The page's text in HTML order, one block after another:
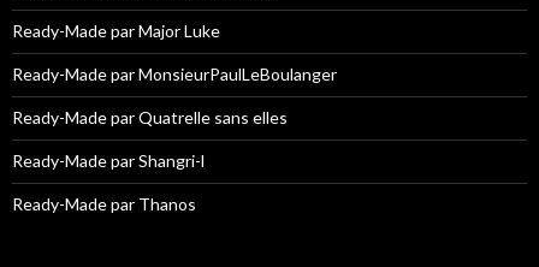
Ready-Made par Major Luke
Ready-Made par MonsieurPaulLeBoulanger
Ready-Made par Quatrelle sans elles
Ready-Made par Shangri-l
Ready-Made par Thanos